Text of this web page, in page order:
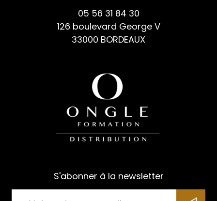
05 56 31 84 30
126 boulevard George V
33000 BORDEAUX
S'abonner à la newsletter